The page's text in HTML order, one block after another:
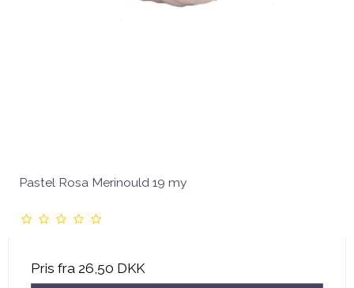
Pastel Rosa Merinould 19 my
Pris fra 26,50 DKK